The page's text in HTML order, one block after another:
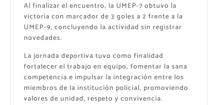
Al finalizar el encuentro, la UMEP-7 obtuvo la
victoria con marcador de 3 goles a 2 frente a la
UMEP-9, concluyendo la actividad sin registrar
novedades.
La jornada deportiva tuvo como finalidad
fortalecer el trabajo en equipo, fomentar la sana
competencia e impulsar la integración entre los
miembros de la institución policial, promoviendo
valores de unidad, respeto y convivencia.